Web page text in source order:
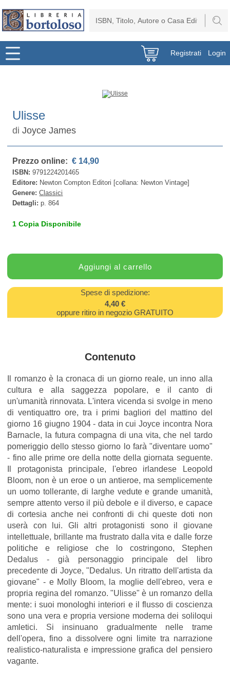
Registrati Login
Ulisse
diJoyce James
Prezzo online: € 14,90
ISBN:9791224201465
Editore: Newton Compton Editori [collana: Newton Vintage]
Genere:Classici
Dettagli:p. 864
1 Copia Disponibile
Spese di spedizione:
4,40 €
oppure ritiro in negozio GRATUITO
Contenuto
Il romanzo è la cronaca di un giorno reale, un inno alla
cultura e alla saggezza popolare, e il canto di
un'umanità rinnovata. L'intera vicenda si svolge in meno
di ventiquattro ore, tra i primi bagliori del mattino del
giorno 16 giugno 1904 - data in cui Joyce incontra Nora
Barnacle, la futura compagna di una vita, che nel tardo
pomeriggio dello stesso giorno lo farà "diventare uomo"
- fino alle prime ore della notte della giornata seguente.
Il protagonista principale, l'ebreo irlandese Leopold
Bloom, non è un eroe o un antieroe, ma semplicemente
un uomo tollerante, di larghe vedute e grande umanità,
sempre attento verso il più debole e il diverso, e capace
di cortesia anche nei confronti di chi queste doti non
userà con lui. Gli altri protagonisti sono il giovane
intellettuale, brillante ma frustrato dalla vita e dalle forze
politiche e religiose che lo costringono, Stephen
Dedalus - già personaggio principale del libro
precedente di Joyce, "Dedalus. Un ritratto dell'artista da
giovane" - e Molly Bloom, la moglie dell'ebreo, vera e
propria regina del romanzo. "Ulisse" è un romanzo della
mente: i suoi monologhi interiori e il flusso di coscienza
sono una vera e propria versione moderna dei soliloqui
amletici. Si insinuano gradualmente nelle trame
dell'opera, fino a dissolvere ogni limite tra narrazione
realistico-naturalista e impressione grafica del pensiero
vagante.